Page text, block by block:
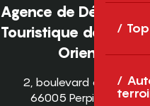
Agence de
Touristique des
Orientales
2, boulevard des
66005 Perpignan